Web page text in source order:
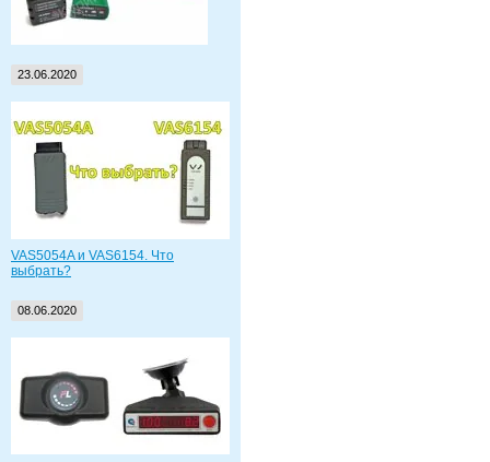
23.06.2020
VAS5054A и VAS6154. Что
выбрать?
08.06.2020